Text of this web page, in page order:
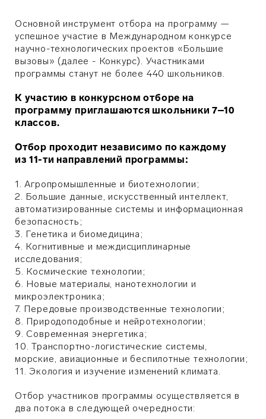
Основной инструмент отбора на программу —
успешное участие в Международном конкурсе
научно-технологических проектов «Большие
вызовы» (далее - Конкурс). Участниками
программы станут не более 440 школьников.
К участию в конкурсном отборе на
программу приглашаются школьники 7–10
классов.
Отбор проходит независимо по каждому
из 11-ти направлений программы:
1. Агропромышленные и биотехнологии;
2. Большие данные, искусственный интеллект,
автоматизированные системы и информационная
безопасность;
3. Генетика и биомедицина;
4. Когнитивные и междисциплинарные
исследования;
5. Космические технологии;
6. Новые материалы, нанотехнологии и
микроэлектроника;
7. Передовые производственные технологии;
8. Природоподобные и нейротехнологии;
9. Современная энергетика;
10. Транспортно-логистические системы,
морские, авиационные и беспилотные технологии;
11. Экология и изучение изменений климата.
Отбор участников программы осуществляется в
два потока в следующей очередности: